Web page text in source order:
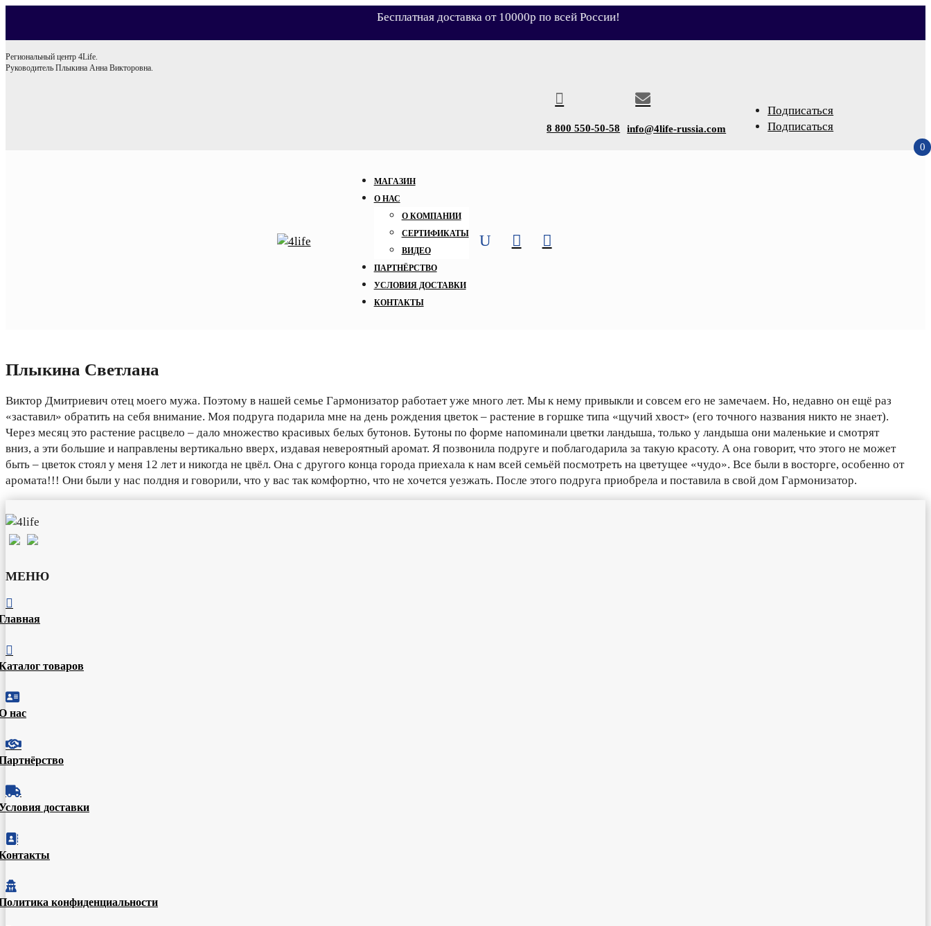
Бесплатная доставка от 10000р по всей России!
Региональный центр 4Life.
Руководитель Плыкина Анна Викторовна.
Подписаться
Подписаться

info@4life-russia.com

8 800 550-50-58
МАГАЗИН
О НАС
О КОМПАНИИ
СЕРТИФИКАТЫ
ВИДЕО
ПАРТНЁРСТВО
УСЛОВИЯ ДОСТАВКИ
КОНТАКТЫ
U  
0
Плыкина Светлана
Виктор Дмитриевич отец моего мужа. Поэтому в нашей семье Гармонизатор работает уже много лет. Мы к нему привыкли и совсем его не замечаем. Но, недавно он ещё раз
«заставил» обратить на себя внимание. Моя подруга подарила мне на день рождения цветок – растение в горшке типа «щучий хвост» (его точного названия никто не знает).
Через месяц это растение расцвело – дало множество красивых белых бутонов. Бутоны по форме напоминали цветки ландыша, только у ландыша они маленькие и смотрят
вниз, а эти большие и направлены вертикально вверх, издавая невероятный аромат. Я позвонила подруге и поблагодарила за такую красоту. А она говорит, что этого не может
быть – цветок стоял у меня 12 лет и никогда не цвёл. Она с другого конца города приехала к нам всей семьёй посмотреть на цветущее «чудо». Все были в восторге, особенно от
аромата!!! Они были у нас полдня и говорили, что у вас так комфортно, что не хочется уезжать. После этого подруга приобрела и поставила в свой дом Гармонизатор.
МЕНЮ


товаров

нас


доставки


конфиденциальности